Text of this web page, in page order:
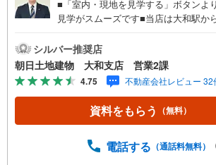
■「室内・現地を見学する」ボタンよ
見学がスムーズです■当店は大和駅か
ったキッズコーナーやおむつ替えがで
子様連れでも安心です。提携駐車場も
際は、事前にご予約をお願いします■
る」ボタンよりご予約頂くとスムーズ
様の貴重なお時間の中でご希望の情
およその所要時間や内容は下記をご
現地/物件見学（30分～）〇周辺環境
シルバー推奨店
朝日土地建物 大和支店 営業2課
4.75 不動産会社レビュー 32
資料をもらう （無料）
電話する （通話料無料）